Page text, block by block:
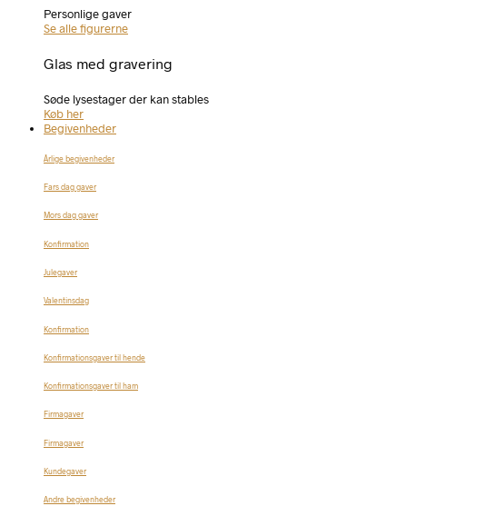
Personlige gaver
Se alle figurerne
Glas med gravering
Søde lysestager der kan stables
Køb her
Begivenheder
Årlige begivenheder
Fars dag gaver
Mors dag gaver
Konfirmation
Julegaver
Valentinsdag
Konfirmation
Konfirmationsgaver til hende
Konfirmationsgaver til ham
Firmagaver
Firmagaver
Kundegaver
Andre begivenheder